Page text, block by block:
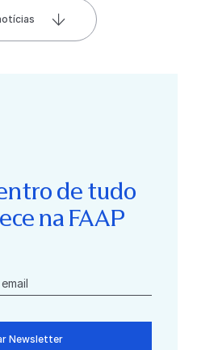
de tudo
na FAAP
Newsletter